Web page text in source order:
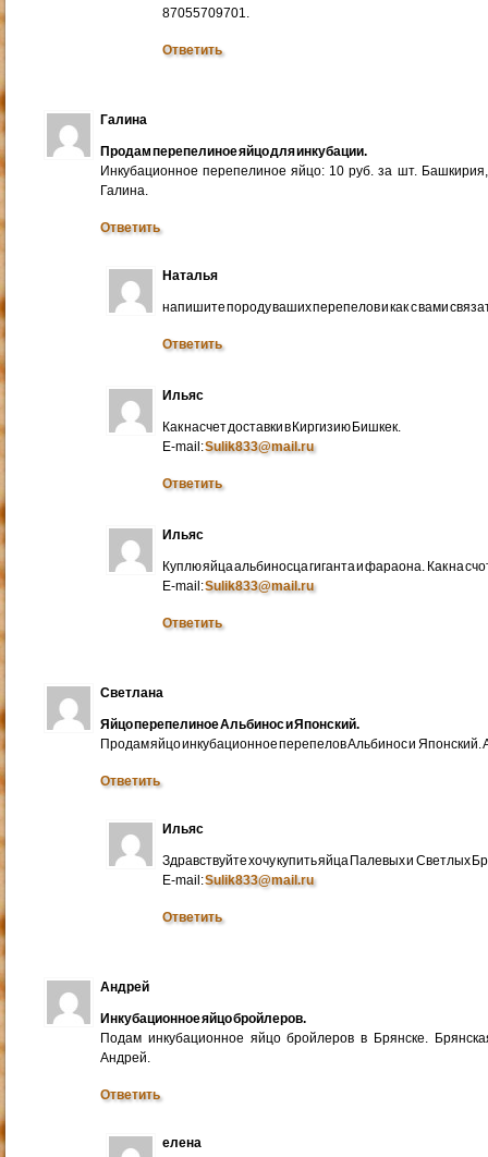
87055709701.
Ответить
Галина
Продам перепелиное яйцо для инкубации.
Инкубационное перепелиное яйцо: 10 руб. за шт.
Галина.
Ответить
Наталья
напишите породу ваших перепелов и как с вами
Ответить
Ильяс
Как насчет доставки в Киргизию Бишкек.
E-mail:Sulik833@mail.ru
Ответить
Ильяс
Куплю яйца альбиносца гиганта и фараона. Как на
E-mail:Sulik833@mail.ru
Ответить
Светлана
Яйцо перепелиное Альбинос и Японский.
Продам яйцо инкубационное перепелов Альбинос и
Ответить
Ильяс
Здравствуйте хочу купить яйца Палевых и Светлых
E-mail:Sulik833@mail.ru
Ответить
Андрей
Инкубационное яйцо бройлеров.
Подам инкубационное яйцо бройлеров в Брянске.
Андрей.
Ответить
елена